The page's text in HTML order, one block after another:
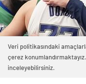
0 0
0 0
‘Cuban,0 0
Veri politikasındaki
çerez
inceleyebilirsiniz.